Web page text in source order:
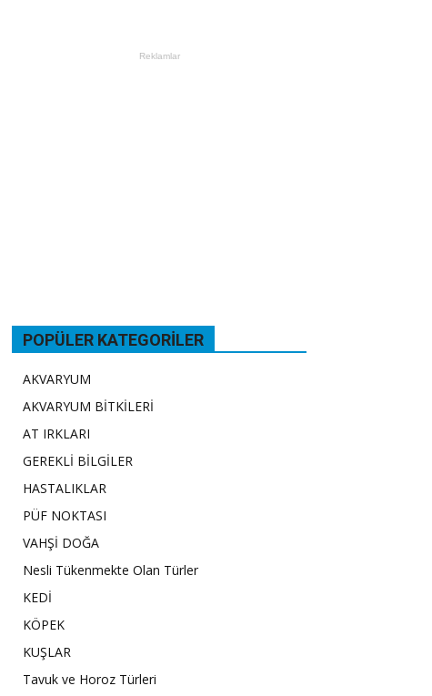
Reklamlar
POPÜLER KATEGORILER
AKVARYUM
AKVARYUM BİTKİLERİ
AT IRKLARI
GEREKLİ BİLGİLER
HASTALIKLAR
PÜF NOKTASI
VAHŞİ DOĞA
Nesli Tükenmekte Olan Türler
KEDİ
KÖPEK
KUŞLAR
Tavuk ve Horoz Türleri